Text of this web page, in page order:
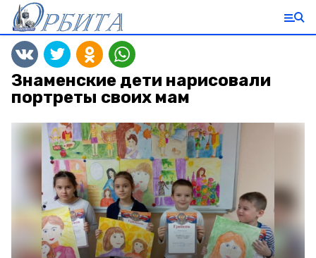
Знаменские дети нарисовали
портреты своих мам